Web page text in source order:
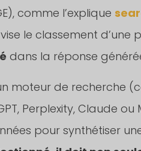
comme l’explique
le classement d’une
dans la réponse
moteur de recherche
Perplexity, Claude ou
pour synthétiser